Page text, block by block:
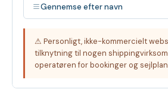
Gennemse efter navn
⚠ Personligt, ikke-kommercielt
tilknytning til nogen
operatøren for bookinger og